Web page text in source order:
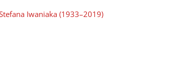
Iwaniaka (1933–2019)